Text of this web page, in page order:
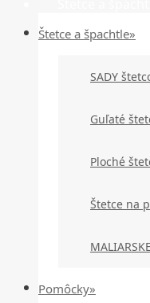
Štetce a špachtle»
SADY
Guľaté
Ploché
Štetce na
Pomôcky»